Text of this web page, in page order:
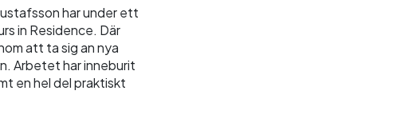
har under ett
in Residence. Där
att ta sig an nya
Arbetet har inneburit
en hel del praktiskt